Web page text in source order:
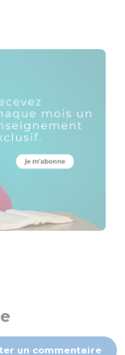
un commentaire